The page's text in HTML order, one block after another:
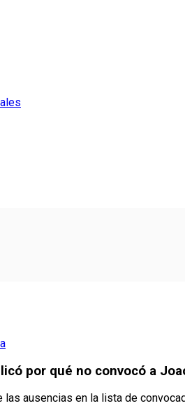
por qué no convocó a
las ausencias en la lista de